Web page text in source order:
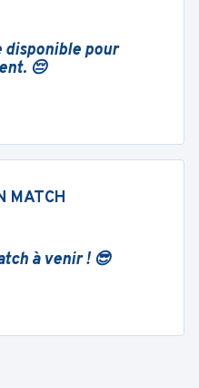
pour
😔
MATCH
à venir ! 😎